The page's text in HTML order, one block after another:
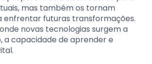
mas também os tornam
enfrentar futuras transformações.
novas tecnologias surgem a
a capacidade de aprender e